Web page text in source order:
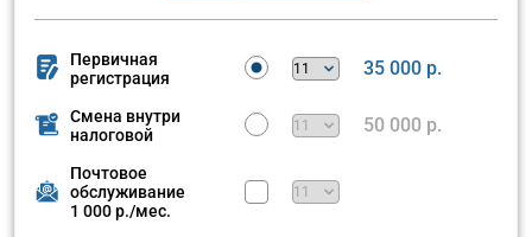
Первичная
регистрация
35 000 р.
Смена внутри
налоговой
50 000 р.
Почтовое
обслуживание
1 000 р./мес.